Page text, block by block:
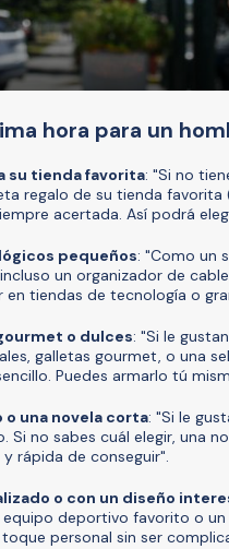
hora para un
su tienda favorita: "Si no
regalo de su tienda
acertada. Así podrá
pequeños: "Como un
un organizador de
tiendas de tecnología o
o dulces: "Si le
galletas gourmet, o una
Puedes armarlo tú
una novela corta: "Si le
Si no sabes cuál elegir, una
rápida de conseguir".
o con un diseño
equipo deportivo favorito o
personal sin ser